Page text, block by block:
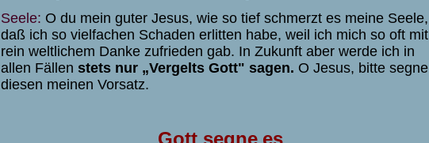
Seele: O du mein guter Jesus, wie so tief schmerzt es meine Seele,
daß ich so vielfachen Schaden erlitten habe, weil ich mich so oft mit
rein weltlichem Danke zufrieden gab. In Zukunft aber werde ich in
allen Fällen stets nur „Vergelts Gott" sagen. O Jesus, bitte segne
diesen meinen Vorsatz.
Gott segne es